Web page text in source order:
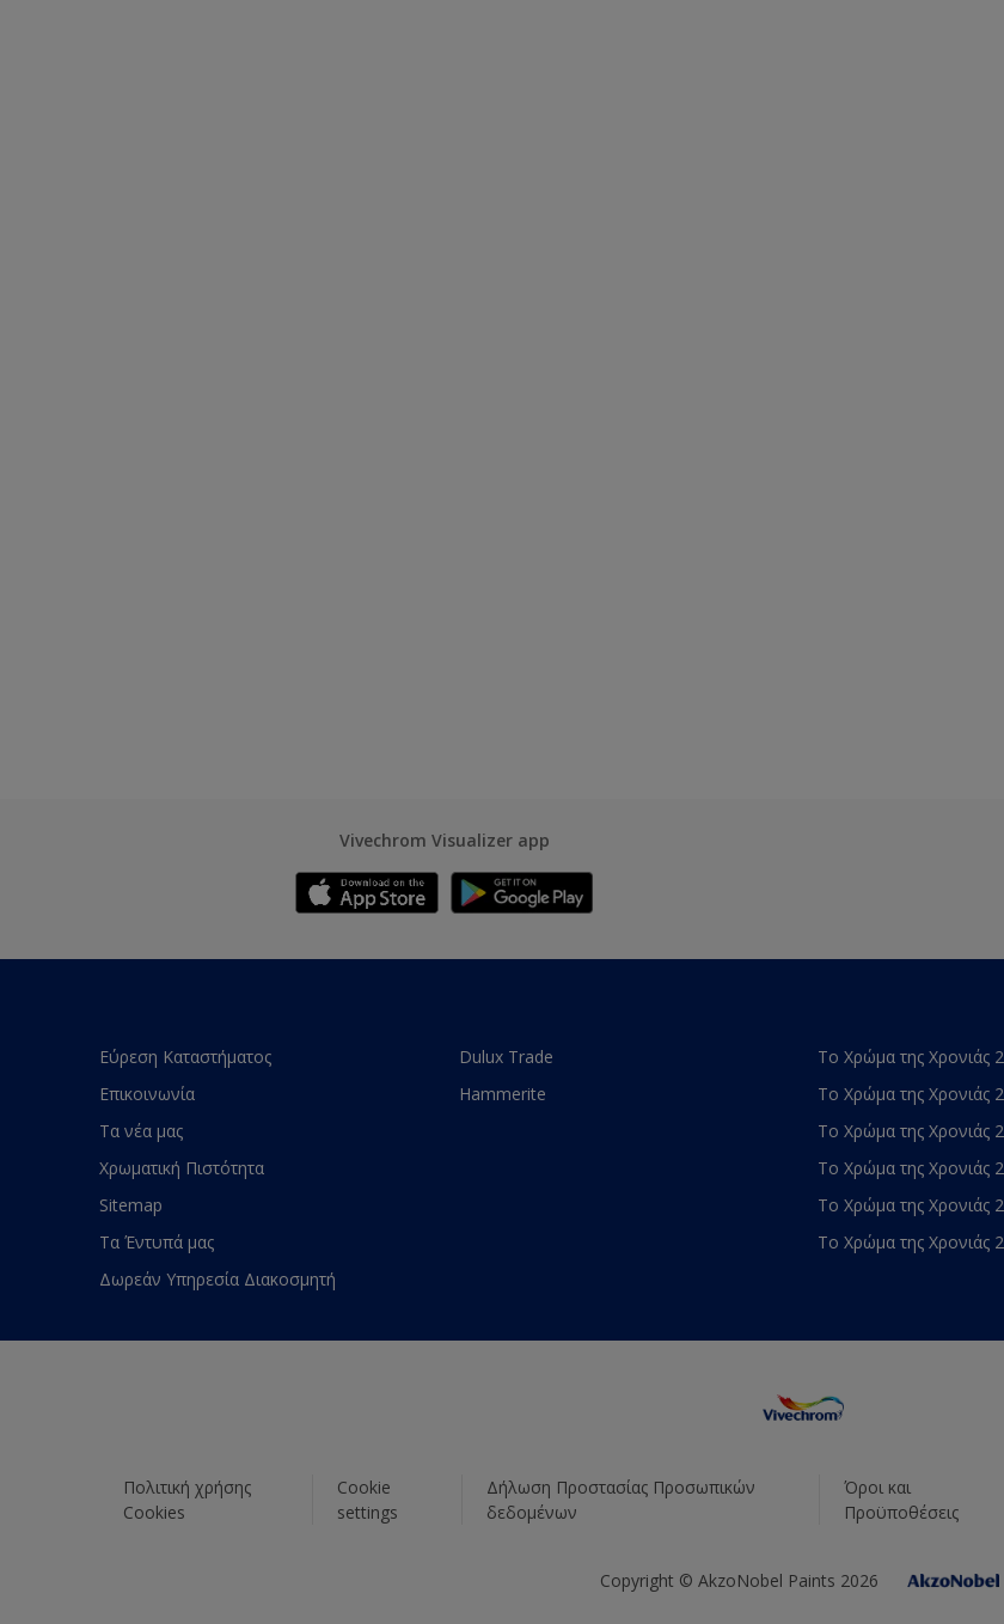
Vivechrom Visualizer app
Εύρεση Καταστήματος
Επικοινωνία
Τα νέα μας
Χρωματική Πιστότητα
Sitemap
Τα Έντυπά μας
Δωρεάν Υπηρεσία Διακοσμητή
Dulux Trade
Hammerite
Το Χρώμα της Χρονιάς
Το Χρώμα της Χρονιάς
Το Χρώμα της Χρονιάς
Το Χρώμα της Χρονιάς
Το Χρώμα της Χρονιάς
Το Χρώμα της Χρονιάς
Πολιτική χρήσης
Cookies
Cookie
settings
Δήλωση Προστασίας Προσωπικών
δεδομένων
Όροι και
Προϋποθέσεις
Copyright © AkzoNobel Paints 2026